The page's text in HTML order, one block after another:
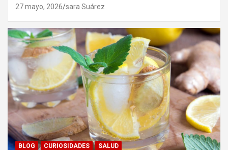
27 mayo, 2026 sara Suárez
BLOG CURIOSIDADES SALUD